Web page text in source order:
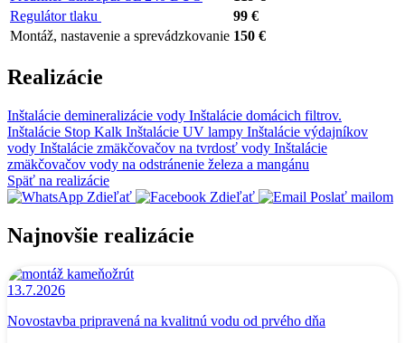
Regulátor tlaku
99 €
Montáž, nastavenie a sprevádzkovanie 150 €
Realizácie
Inštalácie demineralizácie vody Inštalácie domácich filtrov.
Inštalácie Stop Kalk Inštalácie UV lampy Inštalácie výdajníkov
vody Inštalácie zmäkčovačov na tvrdosť vody Inštalácie
zmäkčovačov vody na odstránenie železa a mangánu
Späť na realizácie
Zdieľať
Zdieľať Poslať mailom
Najnovšie realizácie
13.7.2026
Novostavba pripravená na kvalitnú vodu od prvého dňa